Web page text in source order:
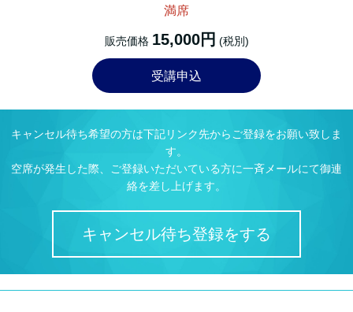
満席
販売価格 15,000円 (税別)
受講申込
キャンセル待ち希望の方は下記リンク先からご登録をお願い致しま
す。
空席が発生した際、ご登録いただいている方に一斉メールにて御連
絡を差し上げます。
キャンセル待ち登録をする